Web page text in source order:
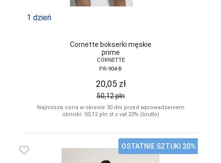
1 dzień
Cornette bokserki męskie
prime
CORNETTE
PR-904-B
20,05 zł
50,12pln
Najniższa cena w okresie 30 dni przed wprowadzeniem
obniżki: 50,12 pln zł z vat 23% (brutto)
favorite_border OSTATNIE SZTUKI 20%